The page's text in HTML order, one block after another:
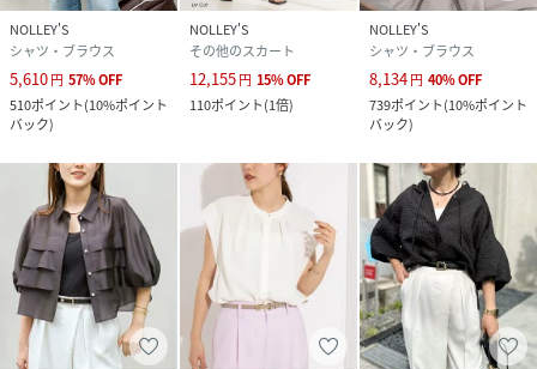
NOLLEY'S
シャツ・ブラウス
5,610円 57%OFF
510ポイント(10%ポイント
バック)
NOLLEY'S
その他のスカート
12,155円 15%OFF
110ポイント(1倍)
NOLLEY'S
シャツ・ブラウス
8,134円 40%OFF
739ポイント(10%ポイント
バック)